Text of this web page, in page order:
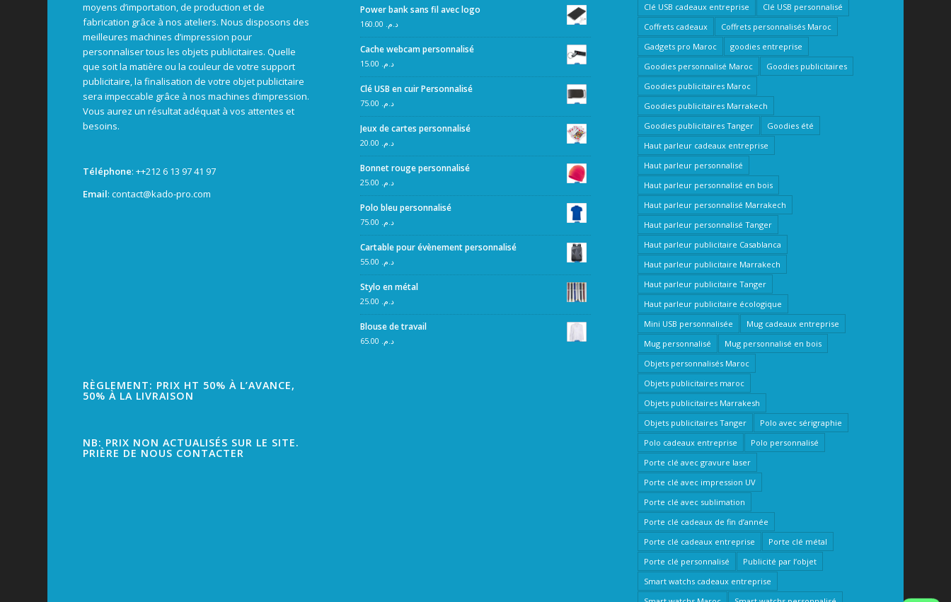
moyens d’importation, de production et de
fabrication grâce à nos ateliers. Nous disposons des
meilleures machines d’impression pour
personnaliser tous les objets publicitaires. Quelle
que soit la matière ou la couleur de votre support
publicitaire, la finalisation de votre objet publicitaire
sera impeccable grâce à nos machines d’impression.
Vous aurez un résultat adéquat à vos attentes et
besoins.
Téléphone: ++212 6 13 97 41 97
Email: contact@kado-pro.com
RÈGLEMENT: PRIX HT 50% À L’AVANCE,
50% À LA LIVRAISON
NB: PRIX NON ACTUALISÉS SUR LE SITE.
PRIÈRE DE NOUS CONTACTER
Power bank sans fil avec logo
د.م.
Cache webcam personnalisé
د.م.
Clé USB en cuir Personnalisé
د.م.
Jeux de cartes personnalisé
د.م.
Bonnet rouge personnalisé
د.م.
Polo bleu personnalisé
د.م.
Cartable pour évènement personnalisé
د.م.
Stylo en métal
د.م.
Blouse de travail
د.م.
Clé USB cadeaux entreprise
Clé USB personnalisé
Coffrets cadeaux
Coffrets personnalisés Maroc
Gadgets pro Maroc
goodies entreprise
Goodies personnalisé Maroc
Goodies publicitaires
Goodies publicitaires Maroc
Goodies publicitaires Marrakech
Goodies publicitaires Tanger
Goodies été
Haut parleur cadeaux entreprise
Haut parleur personnalisé
Haut parleur personnalisé en bois
Haut parleur personnalisé Marrakech
Haut parleur personnalisé Tanger
Haut parleur publicitaire Casablanca
Haut parleur publicitaire Marrakech
Haut parleur publicitaire Tanger
Haut parleur publicitaire écologique
Mini USB personnalisée
Mug cadeaux entreprise
Mug personnalisé
Mug personnalisé en bois
Objets personnalisés Maroc
Objets publicitaires maroc
Objets publicitaires Marrakesh
Objets publicitaires Tanger
Polo avec sérigraphie
Polo cadeaux entreprise
Polo personnalisé
Porte clé avec gravure laser
Porte clé avec impression UV
Porte clé avec sublimation
Porte clé cadeaux de fin d’année
Porte clé cadeaux entreprise
Porte clé métal
Porte clé personnalisé
Publicité par l’objet
Smart watchs cadeaux entreprise